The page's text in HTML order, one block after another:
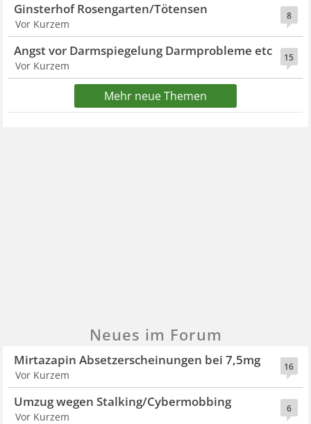
8
Ginsterhof Rosengarten/Tötensen
Vor Kurzem
15
Angst vor Darmspiegelung Darmprobleme etc
Vor Kurzem
Mehr neue Themen
Neues im Forum
16
Mirtazapin Absetzerscheinungen bei 7,5mg
Vor Kurzem
6
Umzug wegen Stalking/Cybermobbing
Vor Kurzem